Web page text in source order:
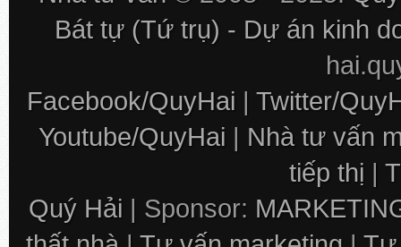
Bát tự (Tứ trụ) - Dự án kinh
Facebook/QuyHai | Twitter/
Youtube/QuyHai | Nhà tư vấn
tiếp thị |
Quý Hải | Sponsor: